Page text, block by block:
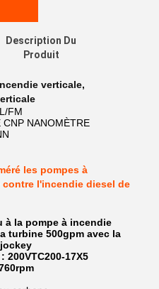
Description Du
Produit
verticale,
FM
CNP NANOMÈTRE
les pompes à
l'incendie diesel de
à la pompe à incendie
turbine 500gpm avec la
17X5